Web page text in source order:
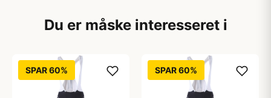
Du er måske interesseret i
SPAR 60% SPAR 60%